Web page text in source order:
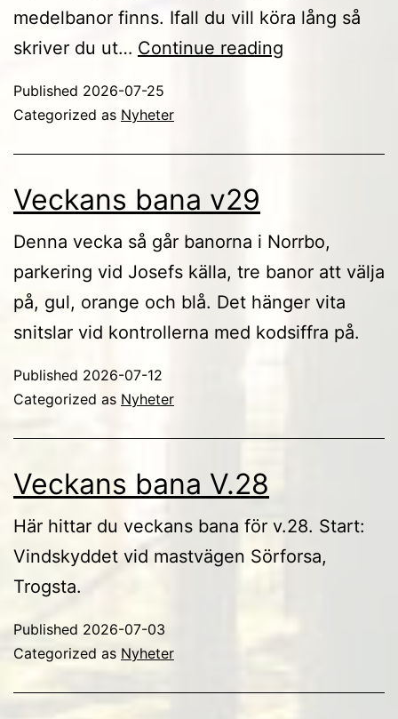
medelbanor finns. Ifall du vill köra lång så
skriver du ut… Continue reading
Published 2026-07-25
Categorized as Nyheter
Veckans bana v29
Denna vecka så går banorna i Norrbo,
parkering vid Josefs källa, tre banor att välja
på, gul, orange och blå. Det hänger vita
snitslar vid kontrollerna med kodsiffra på.
Published 2026-07-12
Categorized as Nyheter
Veckans bana V.28
Här hittar du veckans bana för v.28. Start:
Vindskyddet vid mastvägen Sörforsa,
Trogsta.
Published 2026-07-03
Categorized as Nyheter